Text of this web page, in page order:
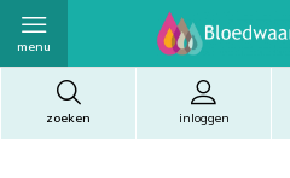
zoeken inloggen
menu